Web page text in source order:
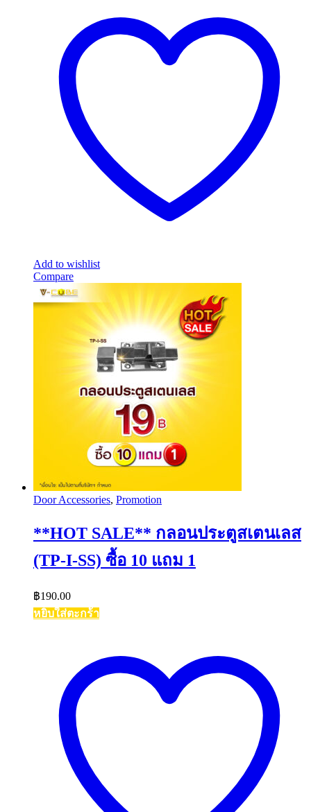
options
chosen
Add to wishlist
Compare
Door Accessories, Promotion
**HOT SALE** กลอนประตูสเตนเลส
(TP-I-SS) ซื้อ 10 แถม 1
฿190.00
หยิบใส่ตะกร้า